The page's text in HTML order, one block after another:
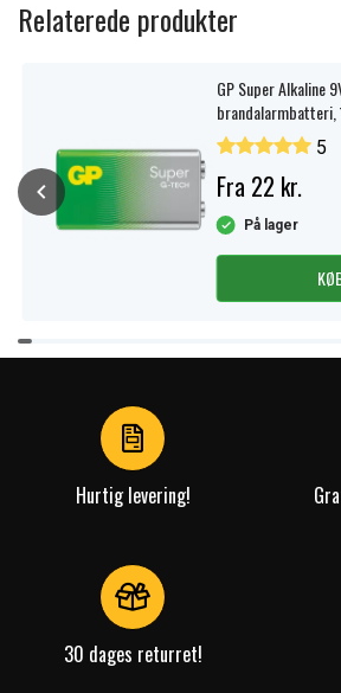
Relaterede produkter
GP Super Alkaline
brandalarmbatteri,
pak.
5
Fra 22 kr.
På lager
Item
1
Hurtig levering!
30 dages returret!